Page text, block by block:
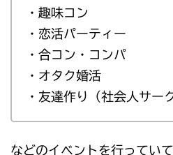
・趣味コン
・恋活パーティー
・合コン・コンパ
・オタク婚活
・友達作り（社会人サー
などのイベントを行ってい